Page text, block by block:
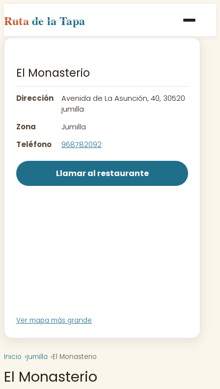
Rutade la Tapa
Inicio
Rutas
Contacto
El Monasterio
Dirección
Avenida de La Asunción, 40, 30520
jumilla
Zona
Jumilla
Teléfono
968782092
Llamar al restaurante
Ver mapa más grande
Inicio jumilla El Monasterio
El Monasterio